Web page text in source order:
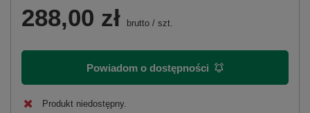
288,00 zł brutto / szt.
Powiadom o dostępności
Produkt niedostępny